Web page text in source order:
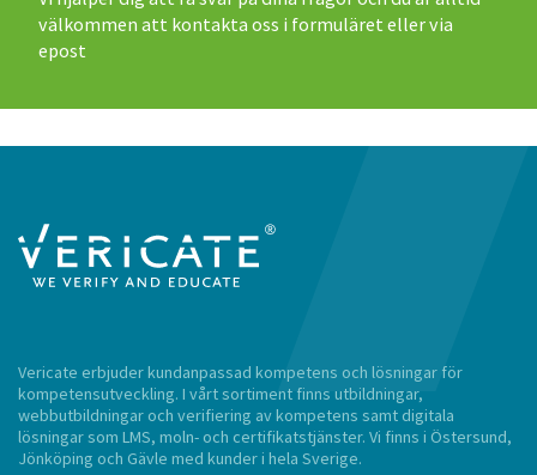
välkommen att kontakta oss i formuläret eller via
epost
Vericate erbjuder kundanpassad kompetens och lösningar för
kompetensutveckling. I vårt sortiment finns utbildningar,
webbutbildningar och verifiering av kompetens samt digitala
lösningar som LMS, moln- och certifikatstjänster. Vi finns i Östersund,
Jönköping och Gävle med kunder i hela Sverige.